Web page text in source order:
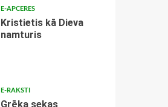
E-APCERES
Kristietis kā Dieva
namturis
E-RAKSTI
Grēka sekas